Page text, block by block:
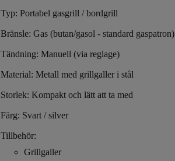
Typ: Portabel gasgrill / bordgrill
Bränsle: Gas (butan/gasol - standard gaspatron)
Tändning: Manuell (via reglage)
Material: Metall med grillgaller i stål
Storlek: Kompakt och lätt att ta med
Färg: Svart / silver
Tillbehör:
Grillgaller